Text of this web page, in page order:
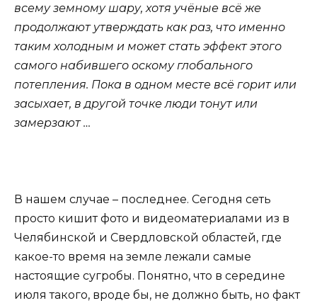
всему земному шару, хотя учёные всё же
продолжают утверждать как раз, что именно
таким холодным и может стать эффект этого
самого набившего оскому глобального
потепления. Пока в одном месте всё горит или
засыхает, в другой точке люди тонут или
замерзают …
В нашем случае – последнее. Сегодня сеть
просто кишит фото и видеоматериалами из в
Челябинской и Свердловской областей, где
какое-то время на земле лежали самые
настоящие сугробы. Понятно, что в середине
июля такого, вроде бы, не должно быть, но факт